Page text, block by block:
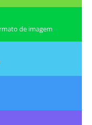
de imagem